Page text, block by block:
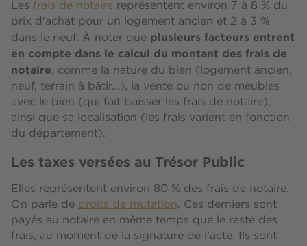
Les frais de notaire représentent environ 7 à 8 % du
prix d'achat pour un logement ancien et 2 à 3 %
dans le neuf. À noter que plusieurs facteurs entrent
en compte dans le calcul du montant des frais de
notaire, comme la nature du bien (logement ancien,
neuf, terrain à bâtir...), la vente ou non de meubles
avec le bien (qui fait baisser les frais de notaire),
ainsi que sa localisation (les frais varient en fonction
du département).
Les taxes versées au Trésor Public
Elles représentent environ 80 % des frais de notaire.
On parle de droits de mutation. Ces derniers sont
payés au notaire en même temps que le reste des
frais, au moment de la signature de l’acte. Ils sont